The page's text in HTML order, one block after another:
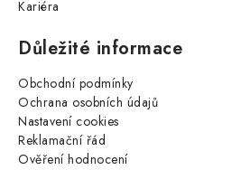
Kariéra
Důležité informace
Obchodní podmínky
Ochrana osobních údajů
Nastavení cookies
Reklamační řád
Ověření hodnocení